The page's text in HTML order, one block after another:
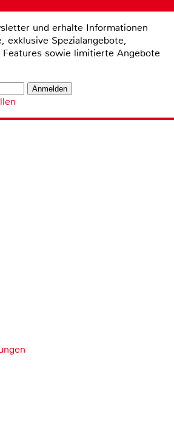
und erhalte Informationen
exklusive Spezialangebote,
Features sowie limitierte Angebote